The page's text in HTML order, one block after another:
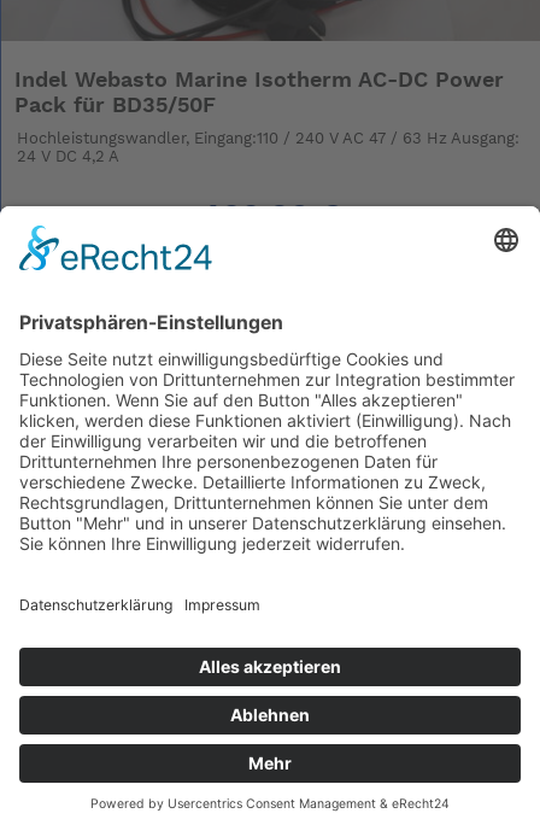
Indel Webasto Marine Isotherm AC-DC Power
Pack für BD35/50F
Hochleistungswandler, Eingang:110 / 240 V AC 47 / 63 Hz Ausgang:
24 V DC 4,2 A
463,20 €
inkl. Mwst. zzgl.
Lieferzeit auf Anfrage
Indel Webasto Marine Isotherm Einbaurahmen